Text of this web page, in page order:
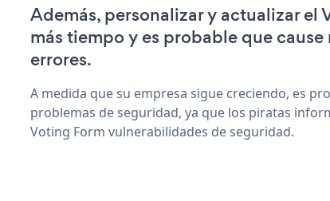
Además, personalizar y actualizar el
más tiempo y es probable que
errores.
A medida que su empresa sigue creciendo, es
problemas de seguridad, ya que los piratas
Voting Form vulnerabilidades de seguridad.